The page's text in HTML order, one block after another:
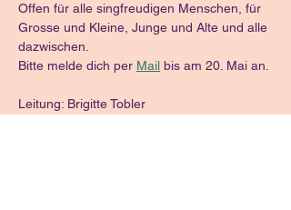
Offen für alle singfreudigen Menschen, für
Grosse und Kleine, Junge und Alte und alle
dazwischen.
Bitte melde dich per Mail bis am 20. Mai an.
Leitung: Brigitte Tobler